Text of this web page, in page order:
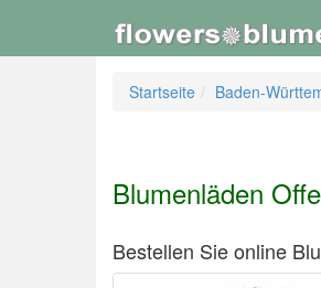
Startseite Baden-
Blumenläden
Bestellen Sie online